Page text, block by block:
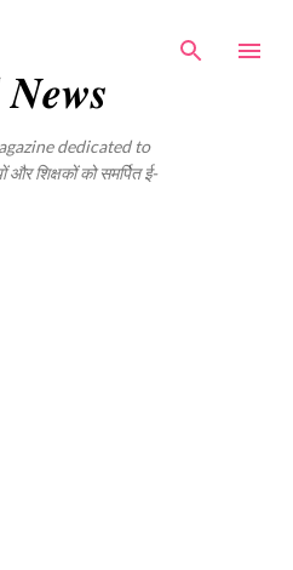
𝑵𝒆𝒘𝒔
dedicated to
शिक्षकों को समर्पित ई-